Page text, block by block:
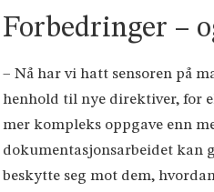
Forbedringer –
– Nå har vi hatt sensoren på
henhold til nye direktiver, for
mer kompleks oppgave enn
dokumentasjonsarbeidet kan
beskytte seg mot dem,